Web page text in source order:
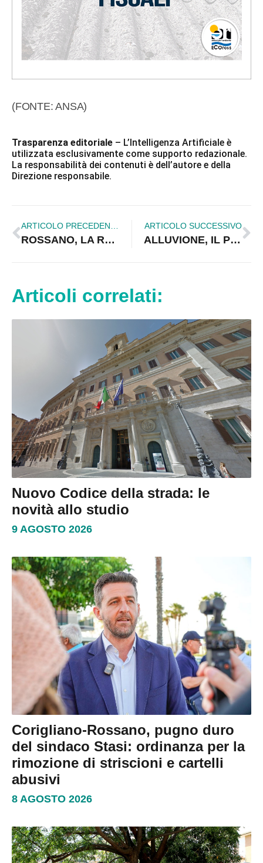
(FONTE: ANSA)
Trasparenza editoriale – L’Intelligenza Artificiale è
utilizzata esclusivamente come supporto redazionale.
La responsabilità dei contenuti è dell’autore e della
Direzione responsabile.
ARTICOLO PRECEDENTE
ROSSANO, LA RABBIA DEI RESIDENTI UNA SETTIMANA DOPO L’ALLUVIONE
ARTICOLO SUCCESSIVO
ALLUVIONE, IL PD A ROSSANO SUI LUOGHI MAGGIORMENTE COLPITI
Articoli correlati:
Nuovo Codice della strada: le
novità allo studio
9 AGOSTO 2026
Corigliano-Rossano, pugno duro
del sindaco Stasi: ordinanza per la
rimozione di striscioni e cartelli
abusivi
8 AGOSTO 2026